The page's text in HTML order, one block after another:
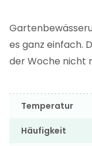
es ganz einfach.
der Woche nicht
Temperatur
Häufigkeit